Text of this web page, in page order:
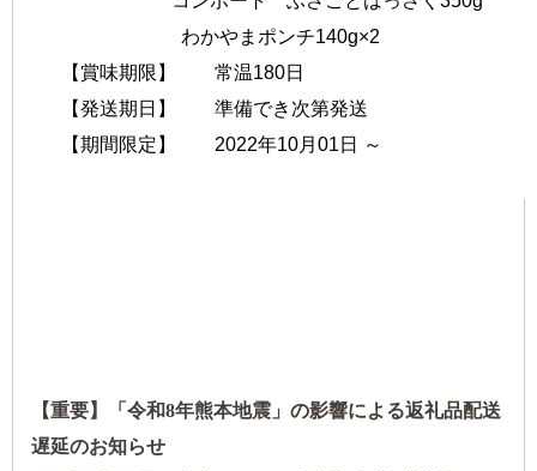
わかやまポンチ140g×2
【賞味期限】 常温180日
【発送期日】 準備でき次第発送
【期間限定】 2022年10月01日 ～
【重要】「令和8年熊本地震」の影響による返礼品配送
遅延のお知らせ